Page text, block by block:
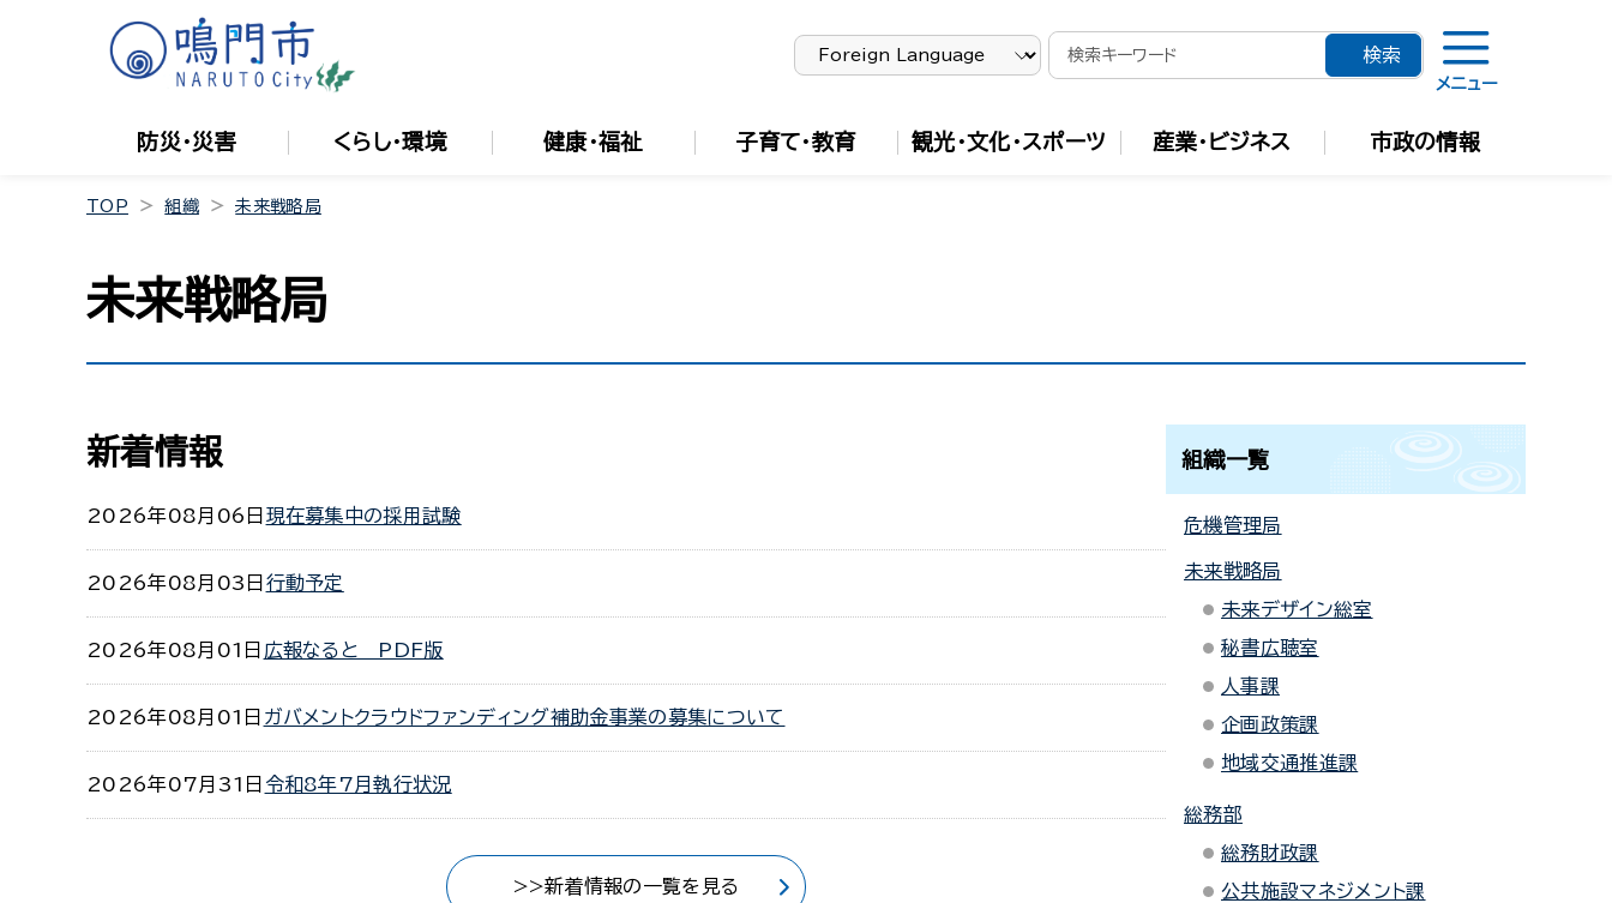
メニュー
防災・災害 くらし・環境 健康・福祉 子育て・教育 観光・文化・スポーツ 産業・ビジネス 市政の情報
TOP 組織 未来戦略局
未来戦略局
新着情報
2026年08月06日 現在募集中の採用試験
2026年08月03日 行動予定
2026年08月01日 広報なると PDF版
2026年08月01日 ガバメントクラウドファンディング補助金事業の募集について
2026年07月31日 令和8年7月執行状況
>>新着情報の一覧を見る
組織一覧
危機管理局
未来戦略局
未来デザイン総室
秘書広聴室
人事課
企画政策課
地域交通推進課
総務部
総務財政課
公共施設マネジメント課